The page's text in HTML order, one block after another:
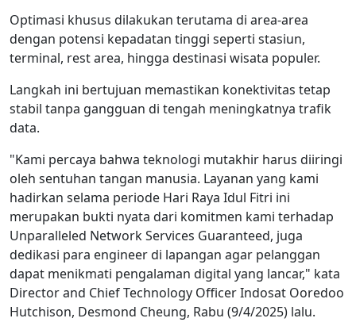
Optimasi khusus dilakukan terutama di area-area
dengan potensi kepadatan tinggi seperti stasiun,
terminal, rest area, hingga destinasi wisata populer.
Langkah ini bertujuan memastikan konektivitas tetap
stabil tanpa gangguan di tengah meningkatnya trafik
data.
"Kami percaya bahwa teknologi mutakhir harus diiringi
oleh sentuhan tangan manusia. Layanan yang kami
hadirkan selama periode Hari Raya Idul Fitri ini
merupakan bukti nyata dari komitmen kami terhadap
Unparalleled Network Services Guaranteed, juga
dedikasi para engineer di lapangan agar pelanggan
dapat menikmati pengalaman digital yang lancar," kata
Director and Chief Technology Officer Indosat Ooredoo
Hutchison, Desmond Cheung, Rabu (9/4/2025) lalu.